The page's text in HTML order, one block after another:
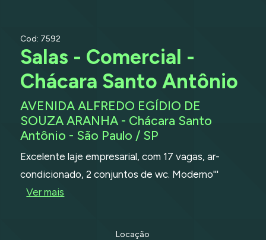
Cod: 7592
Salas - Comercial -
Chácara Santo Antônio
AVENIDA ALFREDO EGÍDIO DE
SOUZA ARANHA - Chácara Santo
Antônio - São Paulo / SP
Excelente laje empresarial, com 17 vagas, ar-
condicionado, 2 conjuntos de wc. Moderno'''
Ver mais
Locação